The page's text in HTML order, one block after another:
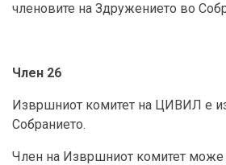
членовите на Здружението во
Член 26
Извршниот комитет на ЦИВИЛ е
Собранието.
Член на Извршниот комитет